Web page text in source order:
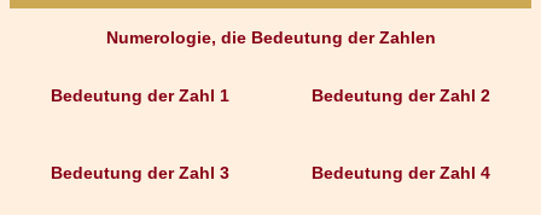
Numerologie, die Bedeutung der Zahlen
Bedeutung der Zahl 1
Bedeutung der Zahl 3
Bedeutung der Zahl 2
Bedeutung der Zahl 4